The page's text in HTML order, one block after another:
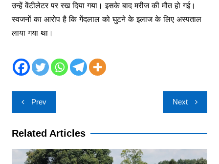
उन्हें वेंटीलेटर पर रख दिया गया। इसके बाद मरीज की मौत हो गई।
स्वजनों का आरोप है कि गेंदलाल को घुटने के इलाज के लिए अस्पताल
लाया गया था।
Post
navigation
Prev Next
Related Articles